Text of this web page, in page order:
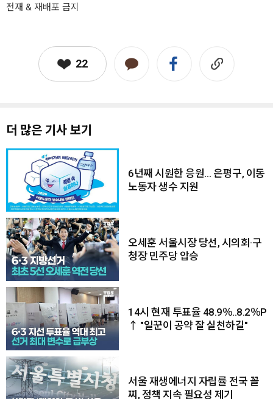
전재 & 재배포 금지
22
더 많은 기사 보기
6년째 시원한 응원… 은평구, 이동
노동자 생수 지원
오세훈 서울시장 당선, 시의회·구
청장 민주당 압승
14시 현재 투표율 48.9％..8.2％P
↑ "일꾼이 공약 잘 실천하길"
서울 재생에너지 자립률 전국 꼴
찌, 정책 지속 필요성 제기